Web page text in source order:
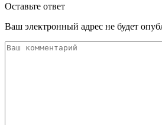
Оставьте ответ
Ваш электронный адрес не будет